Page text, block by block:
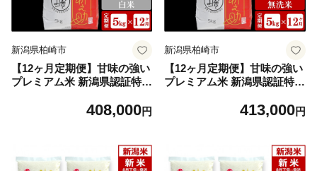
新潟県柏崎市
【12ヶ月定期便】甘味の強い
プレミアム米 新潟県認証特別
（計 60kg）アグリーホンマ
408,000円
新潟県柏崎市
【12ヶ月定期便】甘味の強い
プレミアム米 新潟県認証特別
回（計 60kg）アグリーホン
413,000円